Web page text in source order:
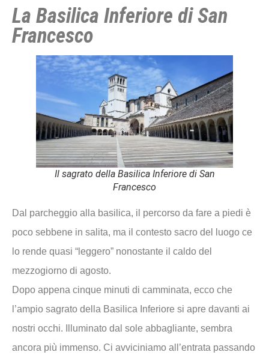
La Basilica Inferiore di San
Francesco
Il sagrato della Basilica Inferiore di San
Francesco
Dal parcheggio alla basilica, il percorso da fare a piedi è
poco sebbene in salita, ma il contesto sacro del luogo ce
lo rende quasi “leggero” nonostante il caldo del
mezzogiorno di agosto.
Dopo appena cinque minuti di camminata, ecco che
l’ampio sagrato della Basilica Inferiore si apre davanti ai
nostri occhi. Illuminato dal sole abbagliante, sembra
ancora più immenso. Ci avviciniamo all’entrata passando